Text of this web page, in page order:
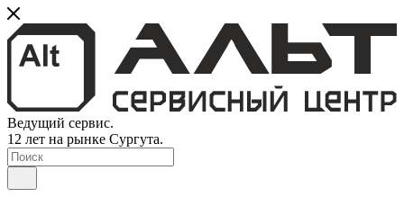
Ведущий сервис.
12 лет на рынке Сургута.